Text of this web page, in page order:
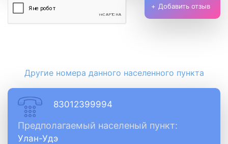
Добавить отзыв
Другие номера данного населенного пункта
83012399994
Предполагаемый населеный пункт:
Улан-Удэ